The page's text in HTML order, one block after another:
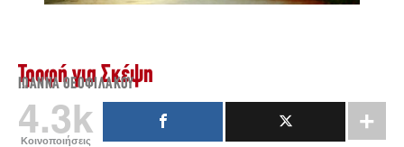
Τροφή για Σκέψη
ΙΩΆΝΝΑ ΘΕΟΦΙΛΆΚΟΥ
4.3k
Κοινοποιήσεις